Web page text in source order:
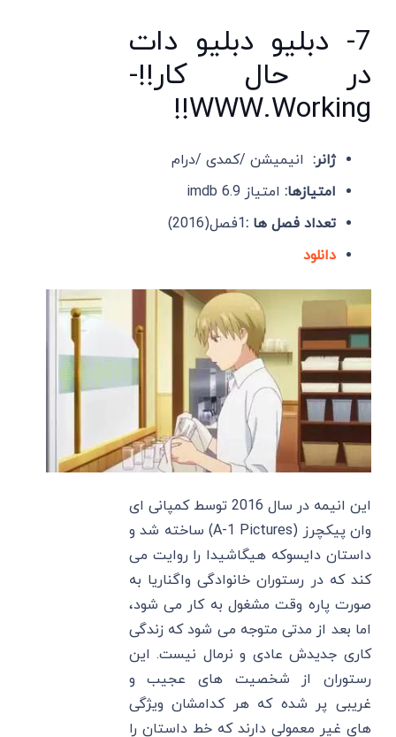
7- دبلیو دبلیو دات
در حال کار!!-
WWW.Working!!
ژانر: انیمیشن /کمدی /درام
امتیازها: امتیاز imdb 6.9
تعداد فصل ها :1فصل(2016)
دانلود
این انیمه در سال 2016 توسط کمپانی ای
وان پیکچرز (A-1 Pictures) ساخته شد و
داستان دایسوکه هیگاشیدا را روایت می
کند که در رستوران خانوادگی واگناریا به
صورت پاره وقت مشغول به کار می شود،
اما بعد از مدتی متوجه می شود که زندگی
کاری جدیدش عادی و نرمال نیست. این
رستوران از شخصیت های عجیب و
غریبی پر شده که هر کدامشان ویژگی
های غیر معمولی دارند که خط داستان را